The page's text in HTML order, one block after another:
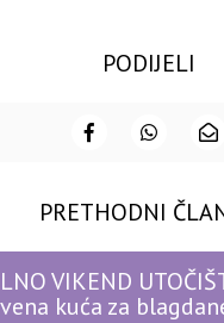
PODIJELI
PRETHODNI
VIKEND
kuća za